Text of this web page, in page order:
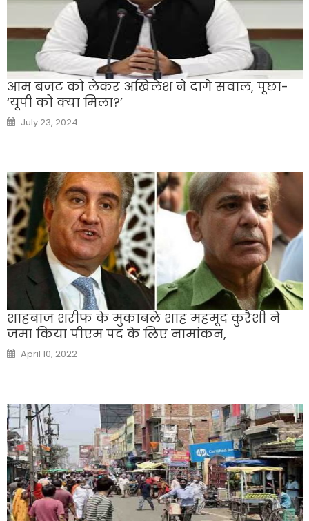
आम बजट को लेकर अखिलेश ने दागे सवाल, पूछा-
‘यूपी को क्या मिला?’
Posted
on
July 23, 2024
शाहबाज शरीफ के मुकाबले शाह महमूद कुरैशी ने
जमा किया पीएम पद के लिए नामांकन,
Posted
on
April 10, 2022